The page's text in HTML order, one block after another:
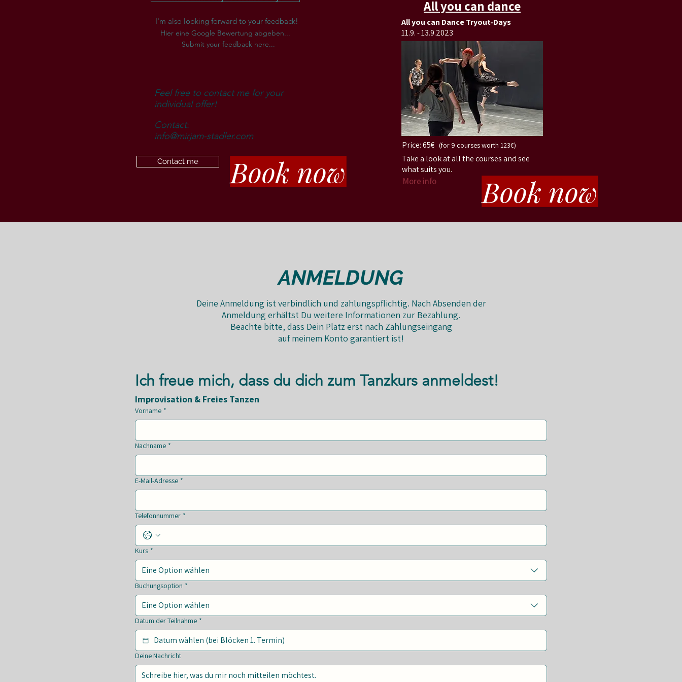
I'm also looking forward to your feedback!
Hier eine Google Bewertung abgeben...
Submit your feedback here...
Feel free to contact me for your
individual offer!
Contact:
info@mirjam-stadler.com
Contact me Book now
All you can dance
All you can Dance Tryout-Days
11.9. - 13.9.2023
Price:65€ (for 9 courses worth 123€)
Take a look at all the courses and see
what suits you.
More info Book now
ANMELDUNG
Deine Anmeldung ist verbindlich und zahlungspflichtig. Nach Absenden der
Anmeldung erhältst Du weitere Informationen zur Bezahlung.
Beachte bitte, dass Dein Platz erst nach Zahlungseingang
auf meinem Konto garantiert ist!
Ich freue mich, dass du dich zum Tanzkurs anmeldest!
Improvisation & Freies Tanzen
Vorname *
Nachname *
E-Mail-Adresse *
Telefonnummer *
Kurs *
Eine Option wählen
Buchungsoption *
Eine Option wählen
Datum der Teilnahme *
Deine Nachricht